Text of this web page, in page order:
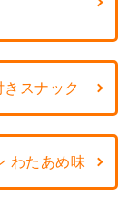
スナック
わたあめ味